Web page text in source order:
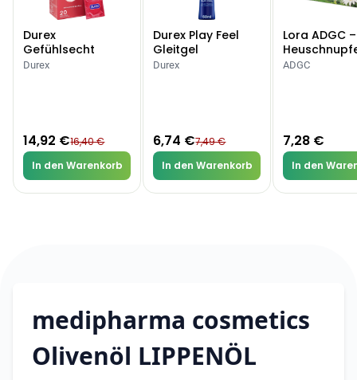
Categories
Durex
Gefühlsecht
Classic Kondome
Durex
14,92 €16,40 €
In den Warenkorb
Durex Play Feel
Gleitgel
Durex
6,74 €7,49 €
In den Warenkorb
Lora ADGC
Allergien
ADGC
7,28 €
In den
medipharma cosmetics
Olivenöl LIPPENÖL